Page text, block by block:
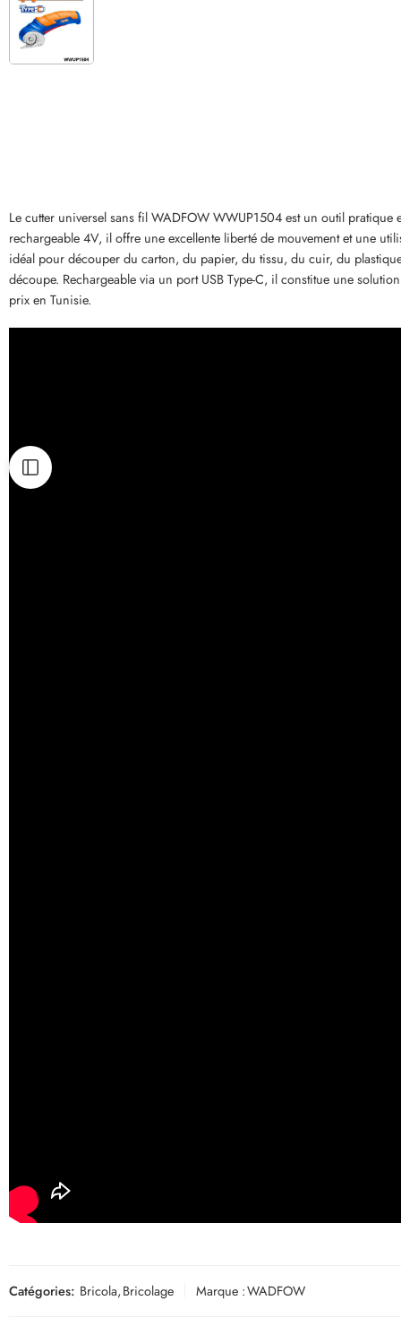
Le cutter universel sans fil WADFOW WWUP1504 est un outil
rechargeable 4V, il offre une excellente liberté de mouvement et une
idéal pour découper du carton, du papier, du tissu, du cuir, du
découpe. Rechargeable via un port USB Type-C, il constitue une
prix en Tunisie.
Catégories: Bricola,Bricolage Marque :WADFOW